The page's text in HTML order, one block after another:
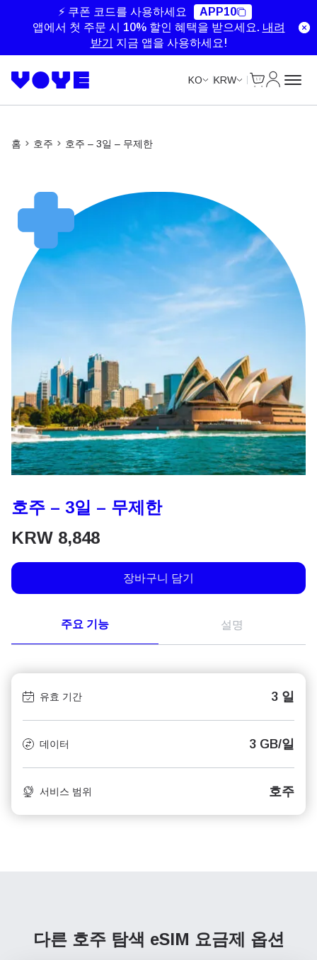
⚡ 쿠폰 코드를 사용하세요
APP10
앱에서 첫 주문 시 10% 할인 혜택을 받으세요. 내려
받기
지금 앱을 사용하세요!
KO KRW
홈 호주 호주 – 3일 – 무제한
호주 – 3일 – 무제한
KRW 8,848
장바구니 담기
주요 기능 설명
유효 기간 3 일
데이터 3 GB/일
서비스 범위 호주
다른 호주 탐색 eSIM 요금제 옵션
Unlimited Data
Unlimited Data
Unlimited Data
Unlimited Data